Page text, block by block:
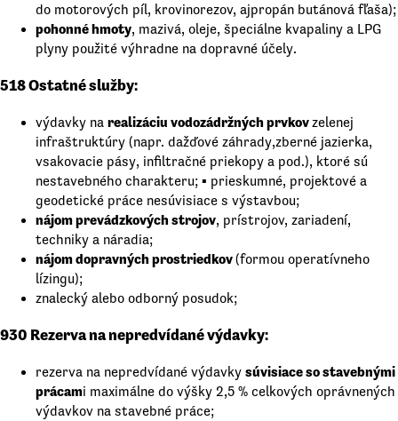
do motorových píl, krovinorezov, ajpropán butánová fľaša);
pohonné hmoty, mazivá, oleje, špeciálne kvapaliny a LPG
plyny použité výhradne na dopravné účely.
518 Ostatné služby:
výdavky na realizáciu vodozádržných prvkov zelenej
infraštruktúry (napr. dažďové záhrady,zberné jazierka,
vsakovacie pásy, infiltračné priekopy a pod.), ktoré sú
nestavebného charakteru; ▪ prieskumné, projektové a
geodetické práce nesúvisiace s výstavbou;
nájom prevádzkových strojov, prístrojov, zariadení,
techniky a náradia;
nájom dopravných prostriedkov(formou operatívneho
lízingu);
znalecký alebo odborný posudok;
930 Rezerva na nepredvídané výdavky:
rezerva na nepredvídané výdavky súvisiace so stavebnými
prácami maximálne do výšky 2,5 % celkových oprávnených
výdavkov na stavebné práce;